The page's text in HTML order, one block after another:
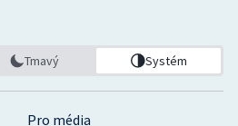
Pro média
Tmavý Systém